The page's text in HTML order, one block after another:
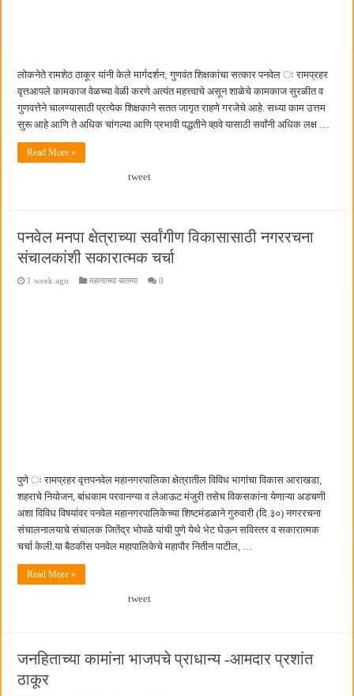
लोकनेते रामशेठ ठाकूर यांनी केले मार्गदर्शन; गुणवंत शिक्षकांचा सत्कार पनवेल ः रामप्रहर
वृत्तआपले कामकाज वेळच्या वेळी करणे अत्यंत महत्त्वाचे असून शाळेचे कामकाज सुरळीत व
गुणवत्तेने चालण्यासाठी प्रत्येक शिक्षकाने सतत जागृत राहणे गरजेचे आहे. सध्या काम उत्तम
सुरू आहे आणि ते अधिक चांगल्या आणि प्रभावी पद्धतीने व्हावे यासाठी सर्वांनी अधिक लक्ष …
Read More »
tweet
पनवेल मनपा क्षेत्राच्या सर्वांगीण विकासासाठी नगररचना
संचालकांशी सकारात्मक चर्चा
1 week ago महत्वाच्या बातम्या 0
पुणे ः रामप्रहर वृत्तपनवेल महानगरपालिका क्षेत्रातील विविध भागांचा विकास आराखडा,
शहराचे नियोजन, बांधकाम परवानग्या व लेआऊट मंजुरी तसेच विकसकांना येणाऱ्या अडचणी
अशा विविध विषयांवर पनवेल महानगरपालिकेच्या शिष्टमंडळाने गुरुवारी (दि.३०) नगररचना
संचालनालयाचे संचालक जितेंद्र भोपळे यांची पुणे येथे भेट घेऊन सविस्तर व सकारात्मक
चर्चा केली.या बैठकीस पनवेल महापालिकेचे महापौर नितीन पाटील, …
Read More »
tweet
जनहिताच्या कामांना भाजपचे प्राधान्य -आमदार प्रशांत
ठाकूर